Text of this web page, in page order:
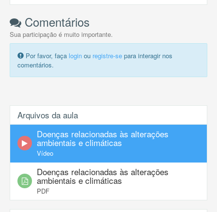
Comentários
Sua participação é muito importante.
Por favor, faça login ou registre-se para interagir nos
comentários.
Arquivos da aula
Doenças relacionadas às alterações
ambientais e climáticas
Vídeo
Doenças relacionadas às alterações
ambientais e climáticas
PDF